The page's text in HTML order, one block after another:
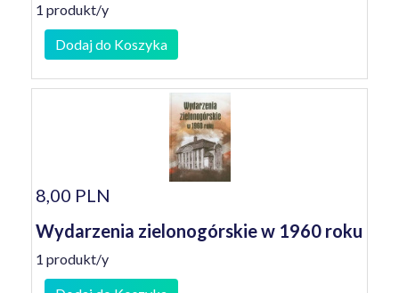
1 produkt/y
Dodaj do Koszyka
8,00 PLN
Wydarzenia zielonogórskie w 1960 roku
1 produkt/y